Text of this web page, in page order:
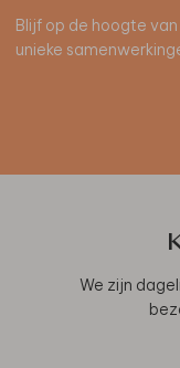
Blijf op de hoogte
unieke
We zijn